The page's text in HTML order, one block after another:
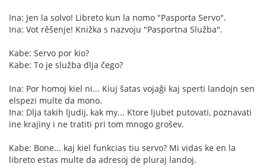
Ina: Jen la solvo! Libreto kun la nomo "Pasporta Servo".
Ina: Vot rěšenje! Knižka s nazvoju "Pasportna Služba".
Kabe: Servo por kio?
Kabe: To je služba dlja čego?
Ina: Por homoj kiel ni... Kiuj ŝatas vojaĝi kaj sperti landojn sen
elspezi multe da mono.
Ina: Dlja takih ljudij, kak my... Ktore ljubet putovati, poznavati
ine krajiny i ne tratiti pri tom mnogo grošev.
Kabe: Bone... kaj kiel funkcias tiu servo? Mi vidas ke en la
libreto estas multe da adresoj de pluraj landoj.